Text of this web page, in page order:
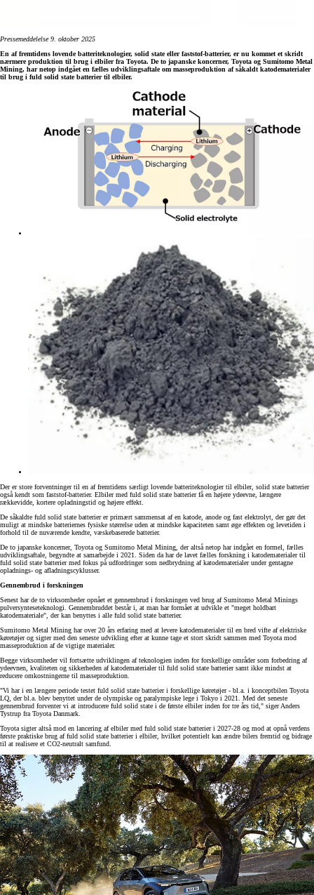
Pressemeddelelse 9. oktober 2025
En af fremtidens lovende batteriteknologier, solid state eller faststof-batterier, er nu kommet et skridt
nærmere produktion til brug i elbiler fra Toyota. De to japanske koncerner, Toyota og Sumitomo Metal
Mining, har netop indgået en fælles udviklingsaftale om masseproduktion af såkaldt katodematerialer
til brug i fuld solid state batterier til elbiler.
Der er store forventninger til en af fremtidens særligt lovende batteriteknologier til elbiler, solid state batterier
også kendt som faststof-batterier. Elbiler med fuld solid state batterier få en højere ydeevne, længere
rækkevidde, kortere opladningstid og højere effekt.
De såkaldte fuld solid state batterier er primært sammensat af en katode, anode og fast elektrolyt, der gør det
muligt at mindske batteriernes fysiske størrelse uden at mindske kapaciteten samt øge effekten og levetiden i
forhold til de nuværende kendte, væskebaserede batterier.
De to japanske koncerner, Toyota og Sumitomo Metal Mining, der altså netop har indgået en formel, fælles
udviklingsaftale, begyndte at samarbejde i 2021. Siden da har de lavet fælles forskning i katodematerialer til
fuld solid state batterier med fokus på udfordringer som nedbrydning af katodematerialer under gentagne
opladnings- og afladningscyklusser.
Gennembrud i forskningen
Senest har de to virksomheder opnået et gennembrud i forskningen ved brug af Sumitomo Metal Minings
pulversynteseteknologi. Gennembruddet består i, at man har formået at udvikle et "meget holdbart
katodemateriale", der kan benyttes i alle fuld solid state batterier.
Sumitomo Metal Mining har over 20 års erfaring med at levere katodematerialer til en bred vifte af elektriske
køretøjer og sigter med den seneste udvikling efter at kunne tage et stort skridt sammen med Toyota mod
masseproduktion af de vigtige materialer.
Begge virksomheder vil fortsætte udviklingen af teknologien inden for forskellige områder som forbedring af
ydeevnen, kvaliteten og sikkerheden af katodematerialer til fuld solid state batterier samt ikke mindst at
reducere omkostningerne til masseproduktion.
"Vi har i en længere periode testet fuld solid state batterier i forskellige køretøjer - bl.a. i konceptbilen Toyota
LQ, der bl.a. blev benyttet under de olympiske og paralympiske lege i Tokyo i 2021. Med det seneste
gennembrud forventer vi at introducere fuld solid state i de første elbiler inden for tre års tid," siger Anders
Tystrup fra Toyota Danmark.
Toyota sigter altså mod en lancering af elbiler med fuld solid state batterier i 2027-28 og mod at opnå verdens
første praktiske brug af fuld solid state batterier i elbiler, hvilket potentielt kan ændre bilers fremtid og bidrage
til at realisere et CO2-neutralt samfund.